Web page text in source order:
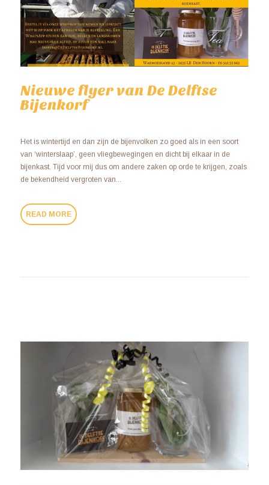
Nieuwe flyer van De Delftse
Bijenkorf
Het is wintertijd en dan zijn de bijenvolken zo goed als in een soort
van ‘winterslaap’, geen vliegbewegingen en dicht bij elkaar in de
bijenkast. Tijd voor mij dus om andere zaken op orde te krijgen, zoals
de bekendheid vergroten van...
READ MORE